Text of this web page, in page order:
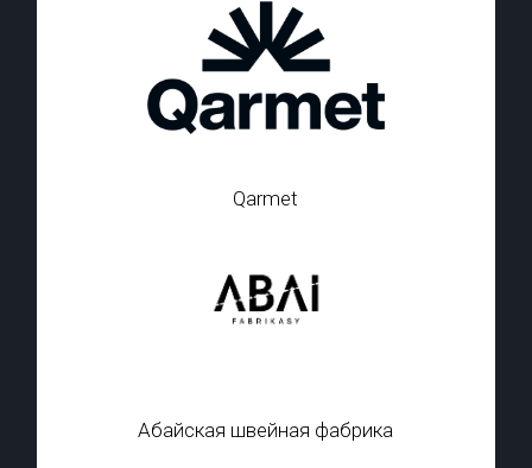
Qarmet
Абайская швейная фабрика